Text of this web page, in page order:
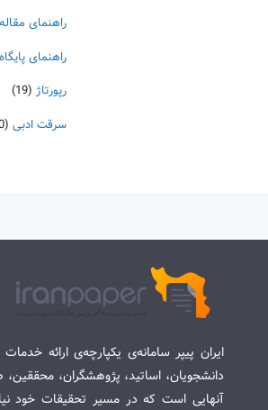
راهنمای
راهنمای
رپورتاژ (19)
سرقت ادبی (20)
ایران پیپر سامانه‌ی یکپارچه‌ی ارائه
دانشجویان، اساتید، پژوهشگران،
آنهایی است که در مسیر تحقیقات خود